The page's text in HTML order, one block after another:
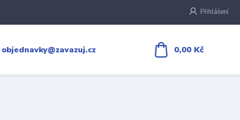
Přihlášení
objednavky@zavazuj.cz 0,00 Kč